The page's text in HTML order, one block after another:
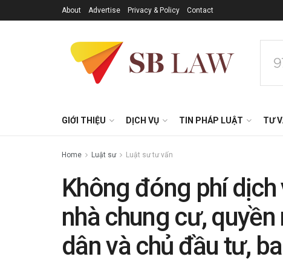
About Advertise Privacy & Policy Contact
GIỚI THIỆU DỊCH VỤ TIN PHÁP LUẬT TƯ
Home Luật sư Luật sư tư vấn
Không đóng phí dịch
nhà chung cư,
dân và chủ đầu tư,